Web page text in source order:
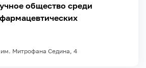
общество среди
им. Митрофана Седина, 4